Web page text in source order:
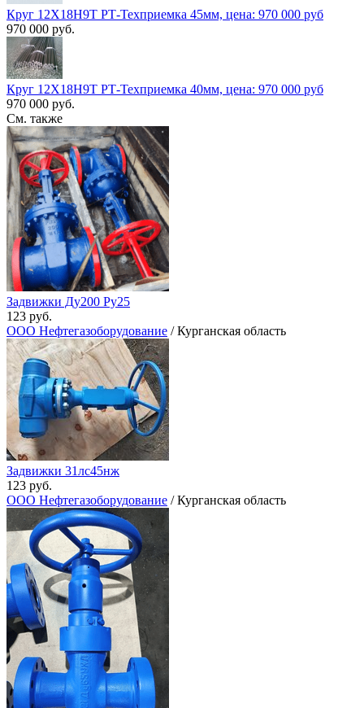
Круг 12Х18Н9Т РТ-Техприемка 45мм, цена: 970 000 руб
970 000 руб.
Круг 12Х18Н9Т РТ-Техприемка 40мм, цена: 970 000 руб
970 000 руб.
См. также
Задвижки Ду200 Ру25
123 руб.
ООО Нефтегазоборудование / Курганская область
Задвижки 31лс45нж
123 руб.
ООО Нефтегазоборудование / Курганская область